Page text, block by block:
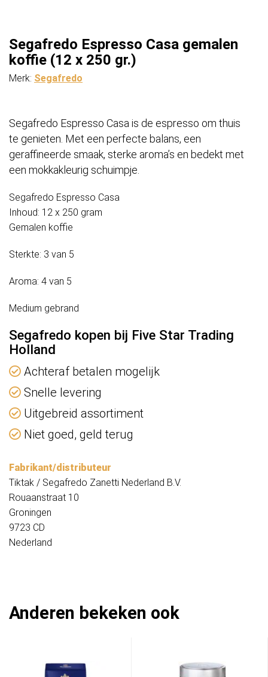
Segafredo Espresso Casa gemalen
koffie (12 x 250 gr.)
Merk: Segafredo
Segafredo Espresso Casa is de espresso om thuis
te genieten. Met een perfecte balans, een
geraffineerde smaak, sterke aroma’s en bedekt met
een mokkakleurig schuimpje.
Segafredo Espresso Casa
Inhoud: 12 x 250 gram
Gemalen koffie
Sterkte: 3 van 5
Aroma: 4 van 5
Medium gebrand
Segafredo kopen bij Five Star Trading
Holland
Achteraf betalen mogelijk
Snelle levering
Uitgebreid assortiment
Niet goed, geld terug
Fabrikant/distributeur
Tiktak / Segafredo Zanetti Nederland B.V.
Rouaanstraat 10
Groningen
9723 CD
Nederland
Anderen bekeken ook